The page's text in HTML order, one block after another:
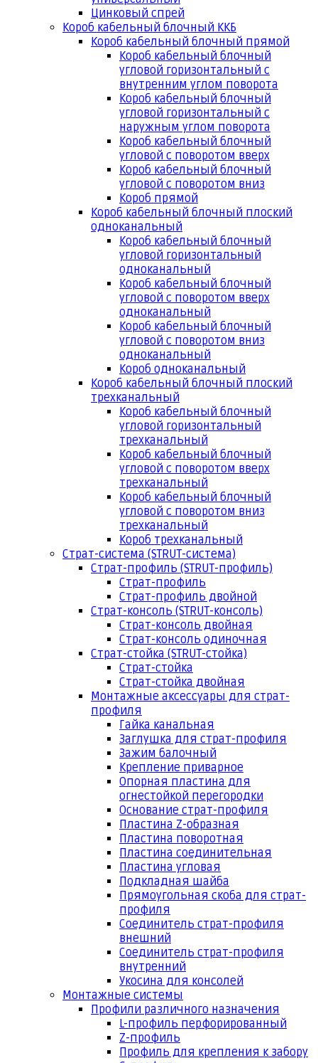
Цинковый спрей
Короб кабельный блочный ККБ
Короб кабельный блочный прямой
Короб кабельный блочный
угловой горизонтальный с
внутренним углом поворота
Короб кабельный блочный
угловой горизонтальный с
наружным углом поворота
Короб кабельный блочный
угловой с поворотом вверх
Короб кабельный блочный
угловой с поворотом вниз
Короб прямой
Короб кабельный блочный плоский
одноканальный
Короб кабельный блочный
угловой горизонтальный
одноканальный
Короб кабельный блочный
угловой с поворотом вверх
одноканальный
Короб кабельный блочный
угловой с поворотом вниз
одноканальный
Короб одноканальный
Короб кабельный блочный плоский
трехканальный
Короб кабельный блочный
угловой горизонтальный
трехканальный
Короб кабельный блочный
угловой с поворотом вверх
трехканальный
Короб кабельный блочный
угловой с поворотом вниз
трехканальный
Короб трехканальный
Страт-система (STRUT-система)
Страт-профиль (STRUT-профиль)
Страт-профиль
Страт-профиль двойной
Страт-консоль (STRUT-консоль)
Страт-консоль двойная
Страт-консоль одиночная
Страт-стойка (STRUT-стойка)
Страт-стойка
Страт-стойка двойная
Монтажные аксессуары для страт-
профиля
Гайка канальная
Заглушка для страт-профиля
Зажим балочный
Крепление приварное
Опорная пластина для
огнестойкой перегородки
Основание страт-профиля
Пластина Z-образная
Пластина поворотная
Пластина соединительная
Пластина угловая
Подкладная шайба
Прямоугольная скоба для страт-
профиля
Соединитель страт-профиля
внешний
Соединитель страт-профиля
внутренний
Укосина для консолей
Монтажные системы
Профили различного назначения
L-профиль перфорированный
Z-профиль
Профиль для крепления к забору